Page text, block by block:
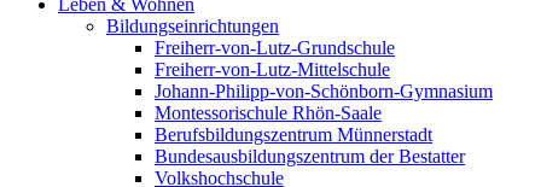
Leben & Wohnen
Bildungseinrichtungen
Freiherr-von-Lutz-Grundschule
Freiherr-von-Lutz-Mittelschule
Johann-Philipp-von-Schönborn-Gymnasium
Montessorischule Rhön-Saale
Berufsbildungszentrum Münnerstadt
Bundesausbildungszentrum der Bestatter
Volkshochschule